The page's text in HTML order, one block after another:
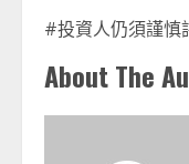
#投資人仍須謹慎
About The